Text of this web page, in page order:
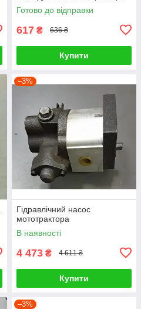
Готово до відправки
617 ₴ 636 ₴
Купити
–3%
Гідравлічний насос
мототрактора
В наявності
4 473 ₴ 4 611 ₴
Купити
–3%